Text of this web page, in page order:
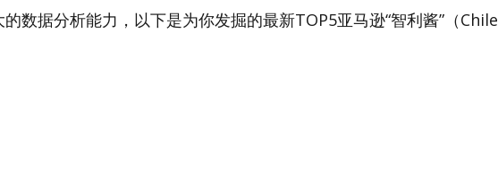
数据分析能力，以下是为你发掘的最新TOP5亚马逊“智利酱”（Chile